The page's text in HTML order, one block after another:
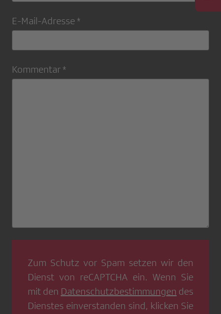
E-Mail-Adresse *
Kommentar *
Zum Schutz vor Spam setzen wir den
Dienst von reCAPTCHA ein. Wenn Sie
mit den Datenschutzbestimmungen des
Dienstes einverstanden sind, klicken Sie